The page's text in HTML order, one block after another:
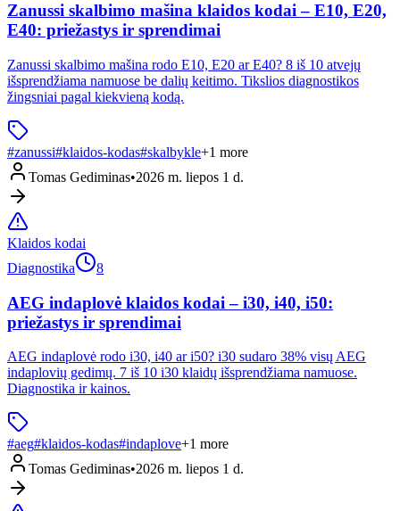
Zanussi skalbimo mašina klaidos kodai – E10, E20,
E40: priežastys ir sprendimai
Zanussi skalbimo mašina rodo E10, E20 ar E40? 8 iš 10 atvejų
išsprendžiama namuose be dalių keitimo. Tikslios diagnostikos
žingsniai pagal kiekvieną kodą.
#zanussi#klaidos-kodas#skalbykle+1 more
Tomas Gediminas•2026 m. liepos 1 d.
Klaidos kodai
Diagnostika
8
AEG indaplovė klaidos kodai – i30, i40, i50:
priežastys ir sprendimai
AEG indaplovė rodo i30, i40 ar i50? i30 sudaro 38% visų AEG
indaplovių gedimų. 7 iš 10 i30 klaidų išsprendžiama namuose.
Diagnostika ir kainos.
#aeg#klaidos-kodas#indaplove+1 more
Tomas Gediminas•2026 m. liepos 1 d.